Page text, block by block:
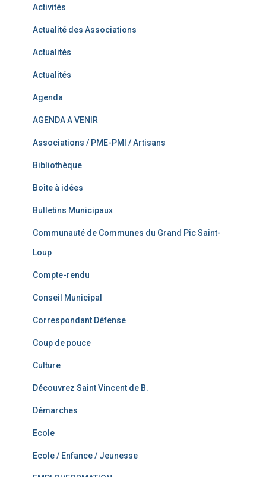
Activités
Actualité des Associations
Actualités
Actualités
Agenda
AGENDA A VENIR
Associations / PME-PMI / Artisans
Bibliothèque
Boîte à idées
Bulletins Municipaux
Communauté de Communes du Grand Pic Saint-
Loup
Compte-rendu
Conseil Municipal
Correspondant Défense
Coup de pouce
Culture
Découvrez Saint Vincent de B.
Démarches
Ecole
Ecole / Enfance / Jeunesse